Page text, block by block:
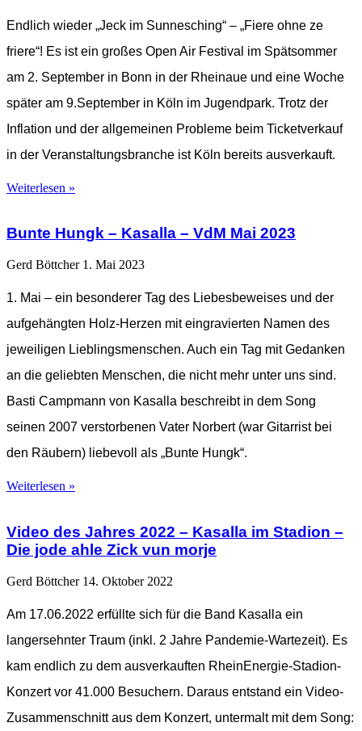
Endlich wieder „Jeck im Sunnesching“ – „Fiere ohne ze
friere“! Es ist ein großes Open Air Festival im Spätsommer
am 2. September in Bonn in der Rheinaue und eine Woche
später am 9.September in Köln im Jugendpark. Trotz der
Inflation und der allgemeinen Probleme beim Ticketverkauf
in der Veranstaltungsbranche ist Köln bereits ausverkauft.
Weiterlesen »
Bunte Hungk – Kasalla – VdM Mai 2023
Gerd Böttcher 1. Mai 2023
1. Mai – ein besonderer Tag des Liebesbeweises und der
aufgehängten Holz-Herzen mit eingravierten Namen des
jeweiligen Lieblingsmenschen. Auch ein Tag mit Gedanken
an die geliebten Menschen, die nicht mehr unter uns sind.
Basti Campmann von Kasalla beschreibt in dem Song
seinen 2007 verstorbenen Vater Norbert (war Gitarrist bei
den Räubern) liebevoll als „Bunte Hungk“.
Weiterlesen »
Video des Jahres 2022 – Kasalla im Stadion –
Die jode ahle Zick vun morje
Gerd Böttcher 14. Oktober 2022
Am 17.06.2022 erfüllte sich für die Band Kasalla ein
langersehnter Traum (inkl. 2 Jahre Pandemie-Wartezeit). Es
kam endlich zu dem ausverkauften RheinEnergie-Stadion-
Konzert vor 41.000 Besuchern. Daraus entstand ein Video-
Zusammenschnitt aus dem Konzert, untermalt mit dem Song: